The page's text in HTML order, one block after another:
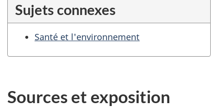
Sujets connexes
Santé et l'environnement
Sources et exposition